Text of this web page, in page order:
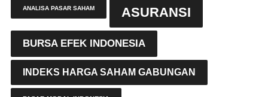
ANALISA PASAR SAHAM ASURANSI
BURSA EFEK INDONESIA
INDEKS HARGA SAHAM GABUNGAN